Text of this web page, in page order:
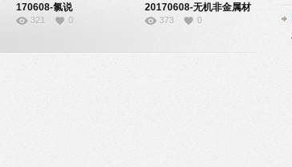
170608-氯说
课-08140117
321 0
20170608-无机非金属材
料的主角
373 0